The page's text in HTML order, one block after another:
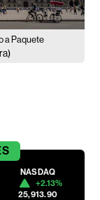
a Paquete
NASDAQ
+2.13%
25,913.90